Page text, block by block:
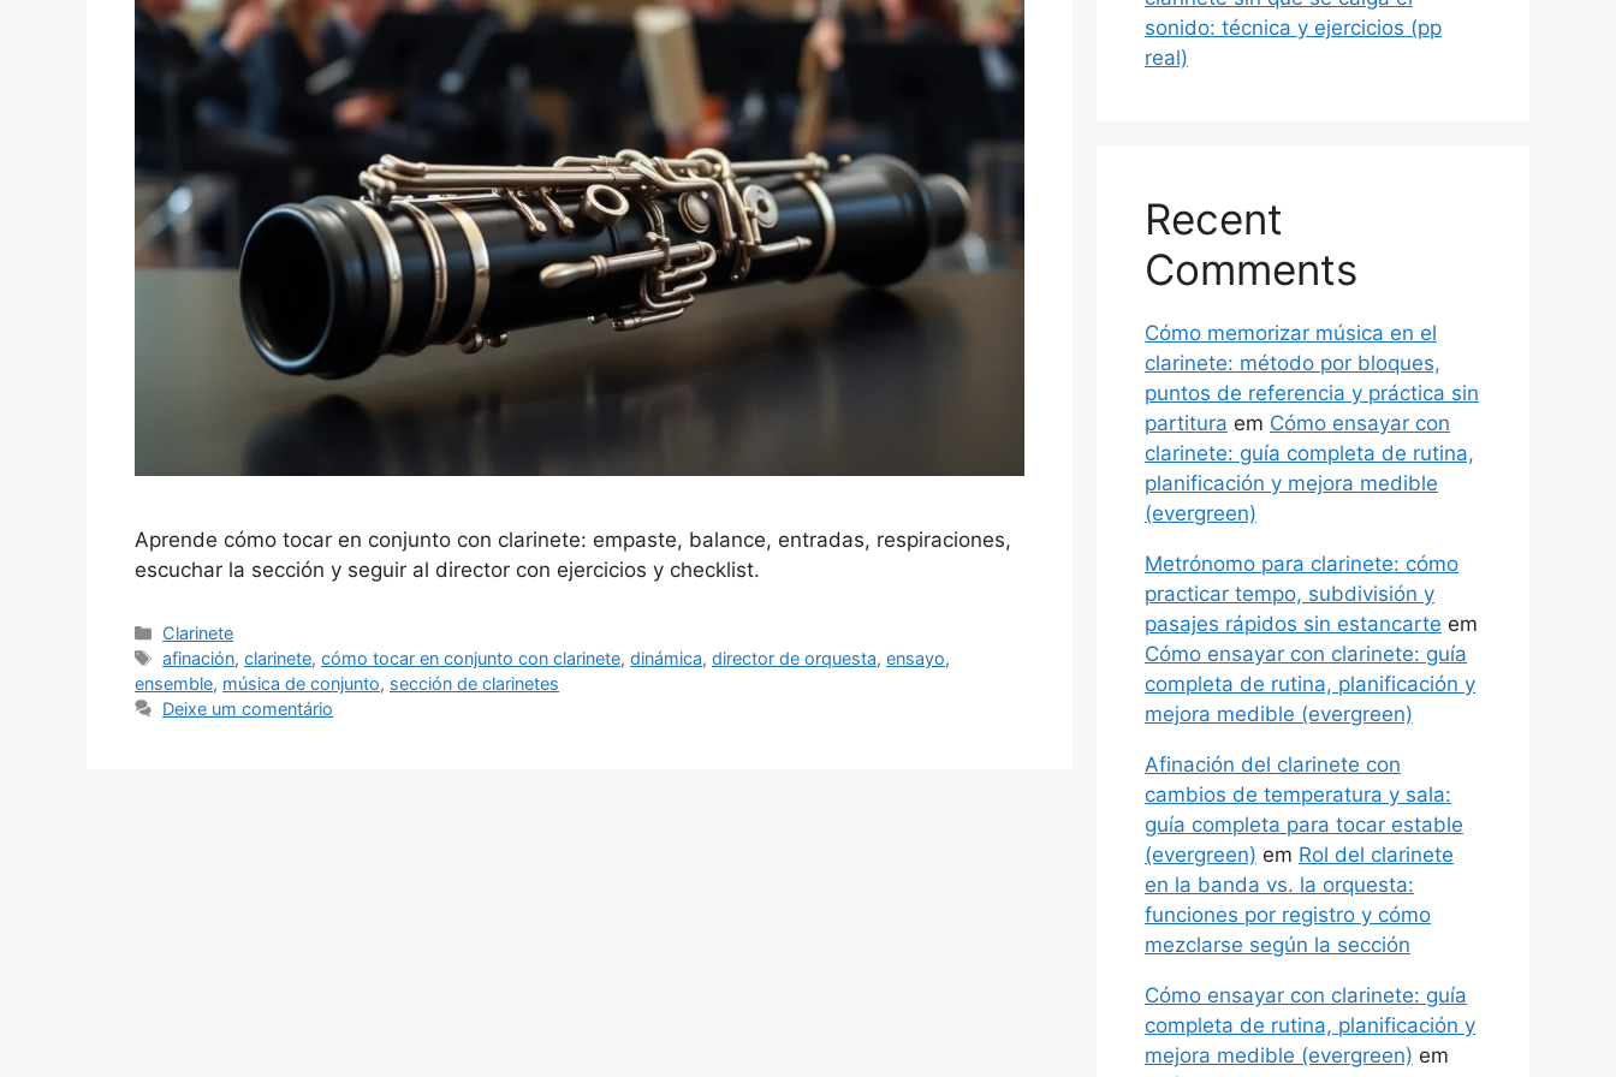
Aprende cómo tocar en conjunto con clarinete: empaste, balance, entradas, respiraciones,
escuchar la sección y seguir al director con ejercicios y checklist.
Categorias
Clarinete
Tags
afinación,clarinete,cómo tocar en conjunto con clarinete,dinámica,director de orquesta,ensayo,
ensemble, música de conjunto, sección de clarinetes
Deixe um comentário
sonido: técnica y ejercicios (pp
real)
Recent
Comments
Cómo memorizar música en el
clarinete: método por bloques,
puntos de referencia y práctica sin
partitura em Cómo ensayar con
clarinete: guía completa de rutina,
planificación y mejora medible
(evergreen)
Metrónomo para clarinete: cómo
practicar tempo, subdivisión y
pasajes rápidos sin estancarte em
Cómo ensayar con clarinete: guía
completa de rutina, planificación y
mejora medible (evergreen)
Afinación del clarinete con
cambios de temperatura y sala:
guía completa para tocar estable
(evergreen) em Rol del clarinete
en la banda vs. la orquesta:
funciones por registro y cómo
mezclarse según la sección
Cómo ensayar con clarinete: guía
completa de rutina, planificación y
mejora medible (evergreen) em